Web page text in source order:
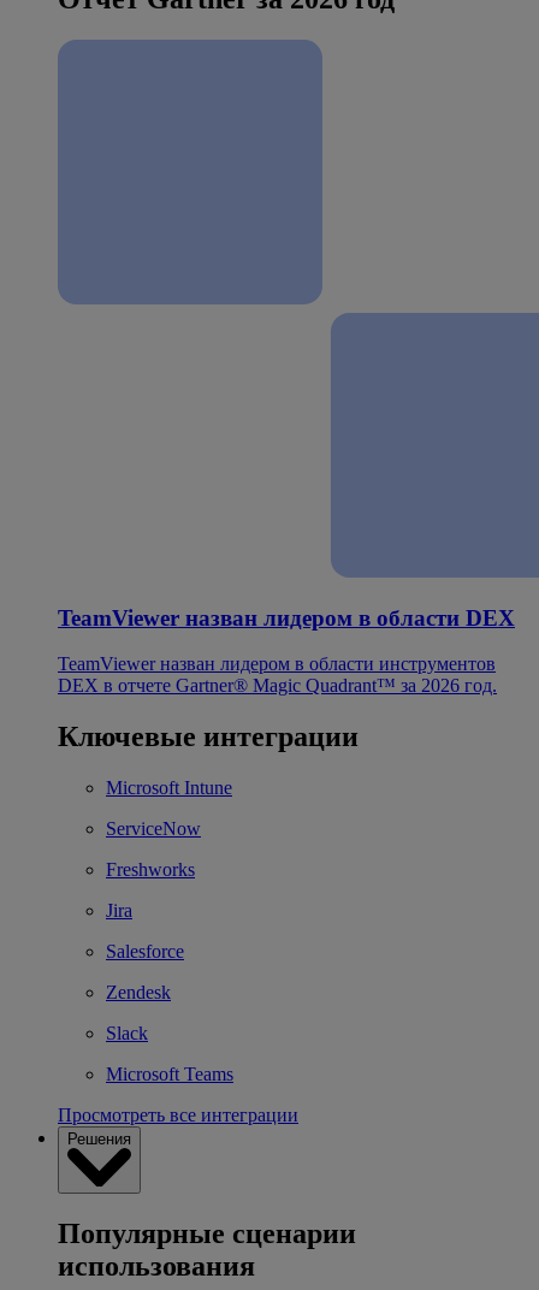
TeamViewer назван лидером в области DEX
TeamViewer назван лидером в области инструментов
DEX в отчете Gartner® Magic Quadrant™ за 2026 год.
Ключевые интеграции
Microsoft Intune
ServiceNow
Freshworks
Jira
Salesforce
Zendesk
Slack
Microsoft Teams
Просмотреть все интеграции
Решения
Популярные сценарии
использования